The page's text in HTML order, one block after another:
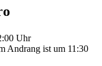
Uhr
Andrang ist um 11:30